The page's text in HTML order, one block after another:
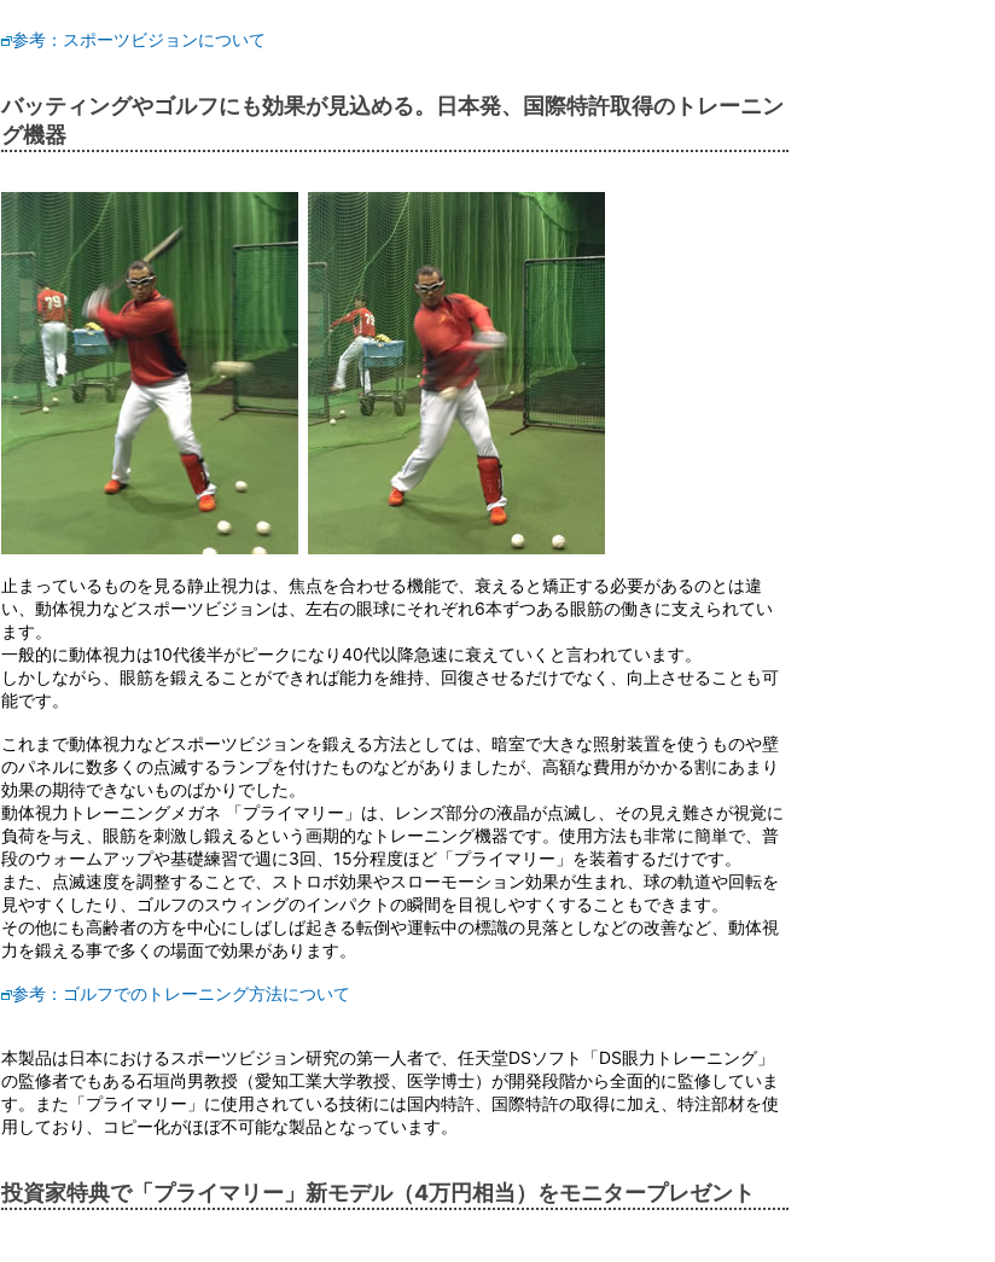
参考：スポーツビジョンについて
バッティングやゴルフにも効果が見込める。日本発、国際特許取得のトレーニン
グ機器
止まっているものを見る静止視力は、焦点を合わせる機能で、衰えると矯正する必要があるのとは違
い、動体視力などスポーツビジョンは、左右の眼球にそれぞれ6本ずつある眼筋の働きに支えられてい
ます。
一般的に動体視力は10代後半がピークになり40代以降急速に衰えていくと言われています。
しかしながら、眼筋を鍛えることができれば能力を維持、回復させるだけでなく、向上させることも可
能です。
これまで動体視力などスポーツビジョンを鍛える方法としては、暗室で大きな照射装置を使うものや壁
のパネルに数多くの点滅するランプを付けたものなどがありましたが、高額な費用がかかる割にあまり
効果の期待できないものばかりでした。
動体視力トレーニングメガネ 「プライマリー」は、レンズ部分の液晶が点滅し、その見え難さが視覚に
負荷を与え、眼筋を刺激し鍛えるという画期的なトレーニング機器です。使用方法も非常に簡単で、普
段のウォームアップや基礎練習で週に3回、15分程度ほど「プライマリー」を装着するだけです。
また、点滅速度を調整することで、ストロボ効果やスローモーション効果が生まれ、球の軌道や回転を
見やすくしたり、ゴルフのスウィングのインパクトの瞬間を目視しやすくすることもできます。
その他にも高齢者の方を中心にしばしば起きる転倒や運転中の標識の見落としなどの改善など、動体視
力を鍛える事で多くの場面で効果があります。
参考：ゴルフでのトレーニング方法について
本製品は日本におけるスポーツビジョン研究の第一人者で、任天堂DSソフト「DS眼力トレーニング」
の監修者でもある石垣尚男教授（愛知工業大学教授、医学博士）が開発段階から全面的に監修していま
す。また「プライマリー」に使用されている技術には国内特許、国際特許の取得に加え、特注部材を使
用しており、コピー化がほぼ不可能な製品となっています。
投資家特典で「プライマリー」新モデル（4万円相当）をモニタープレゼント